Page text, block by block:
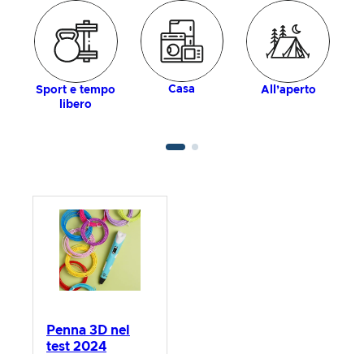
Sport e tempo
libero
Casa All’aperto
Penna 3D nel
test 2024